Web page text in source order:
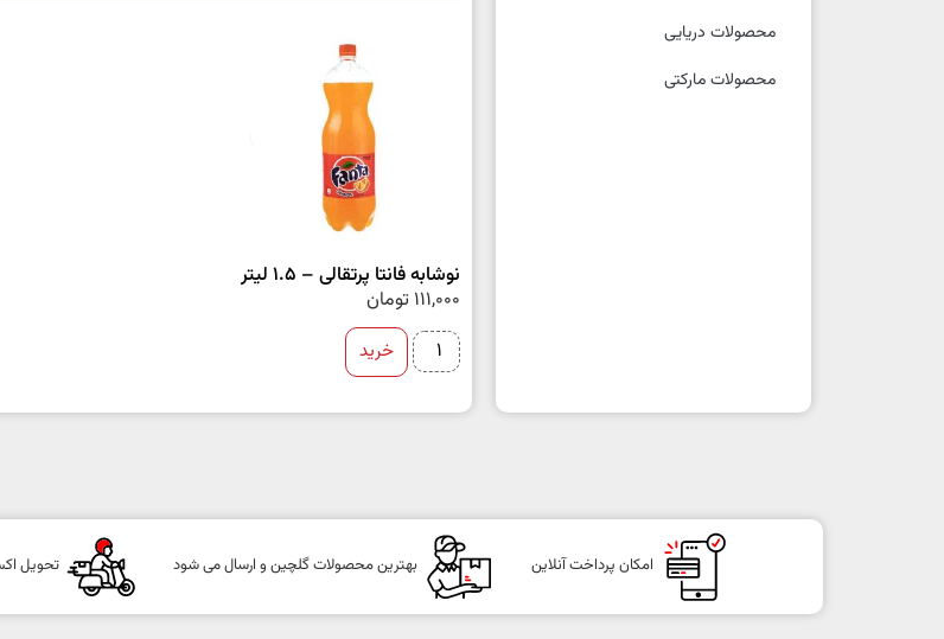
محصولات دریایی
محصولات مارکتی
نوشابه فانتا پرتقالی – 1.5 لیتر
111,000 تومان
خرید
امکان پرداخت آنلاین بهترین محصولات گلچین و ارسال می شود تحویل